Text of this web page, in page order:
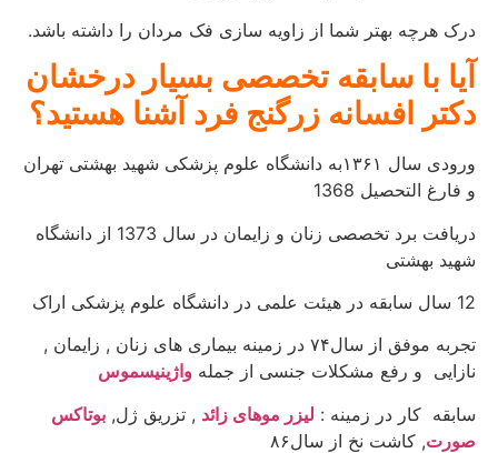
درک هرچه بهتر شما از زاویه سازی فک مردان را داشته باشد.
آیا با سابقه تخصصی بسیار درخشان
دکتر افسانه زرگنج فرد آشنا هستید؟
ورودی سال ۱۳۶۱به دانشگاه علوم پزشکی شهید بهشتی تهران
و فارغ التحصیل 1368
دریافت برد تخصصی زنان و زایمان در سال 1373 از دانشگاه
شهید بهشتی
12 سال سابقه در هیئت علمی در دانشگاه علوم پزشکی اراک
تجربه موفق از سال۷۴ در زمینه بیماری های زنان , زایمان ,
نازایی و رفع مشکلات جنسی از جمله واژینیسموس
سابقه کار در زمینه : لیزر موهای زائد , تزریق ژل, بوتاکس
صورت, کاشت نخ از سال۸۶